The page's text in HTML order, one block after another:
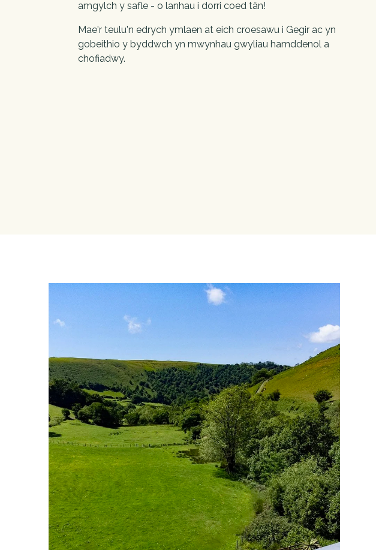
amgylch y safle - o lanhau i dorri coed tân!
Mae'r teulu'n edrych ymlaen at eich croesawu i Gegir ac yn
gobeithio y byddwch yn mwynhau gwyliau hamddenol a
chofiadwy.